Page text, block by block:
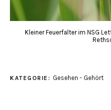
Kleiner Feuerfalter im NSG
KATEGORIE: Gesehen - Gehört